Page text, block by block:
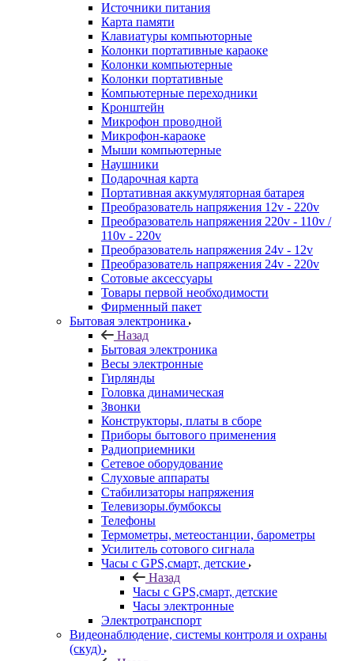
Источники питания
Карта памяти
Клавиатуры компьюторные
Колонки портативные караоке
Колонки компьютерные
Колонки портативные
Компьютерные переходники
Кронштейн
Микрофон проводной
Микрофон-караоке
Мыши компьютерные
Наушники
Подарочная карта
Портативная аккумуляторная батарея
Преобразователь напряжения 12v - 220v
Преобразователь напряжения 220v - 110v /
110v - 220v
Преобразователь напряжения 24v - 12v
Преобразователь напряжения 24v - 220v
Сотовые аксессуары
Товары первой необходимости
Фирменный пакет
Бытовая электроника
Назад
Бытовая электроника
Весы электронные
Гирлянды
Головка динамическая
Звонки
Конструкторы, платы в сборе
Приборы бытового применения
Радиоприемники
Сетевое оборудование
Слуховые аппараты
Стабилизаторы напряжения
Телевизоры.бумбоксы
Телефоны
Термометры, метеостанции, барометры
Усилитель сотового сигнала
Часы с GPS,смарт, детские
Назад
Часы с GPS,смарт, детские
Часы электронные
Электротранспорт
Видеонаблюдение, системы контроля и охраны
(скуд)